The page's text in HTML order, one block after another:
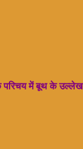
परिचय में बूथ के उल्लेख